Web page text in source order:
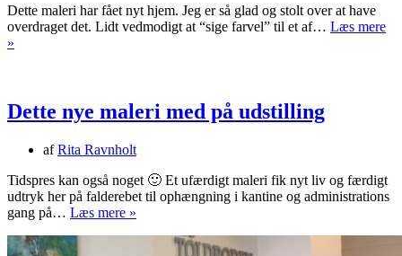
Dette maleri har fået nyt hjem. Jeg er så glad og stolt over at have
overdraget det. Lidt vedmodigt at “sige farvel” til et af… Læs mere
»
Dette nye maleri med på udstilling
afRita Ravnholt
Tidspres kan også noget 🙂 Et ufærdigt maleri fik nyt liv og færdigt
udtryk her på falderebet til ophængning i kantine og administrations
gang på… Læs mere »